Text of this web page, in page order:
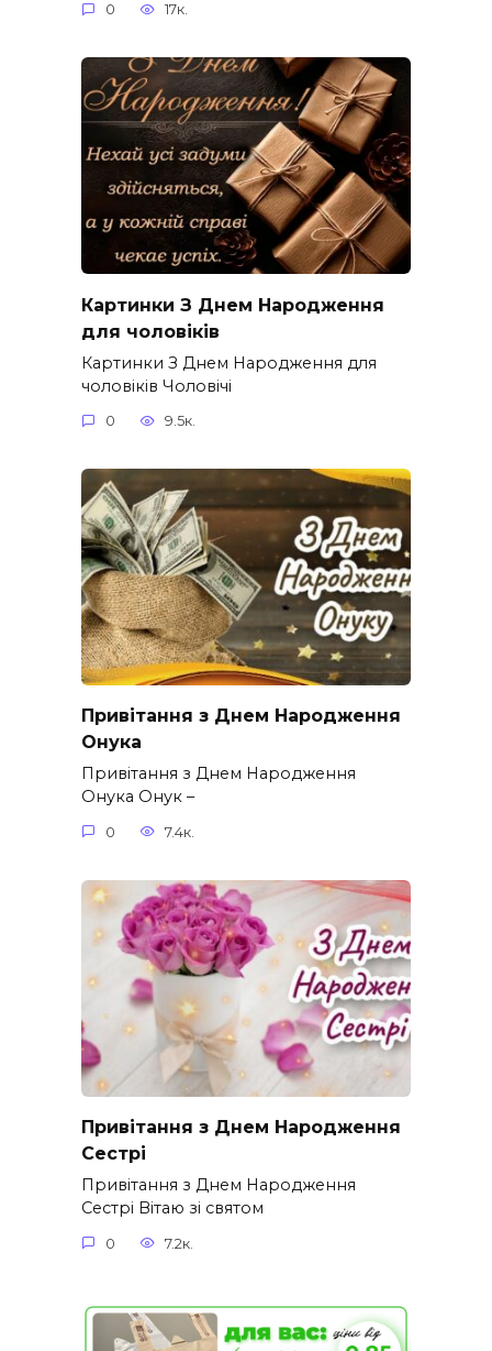
0 17к.
Картинки З Днем Народження
для чоловіків​
Картинки З Днем Народження для
чоловіків​ Чоловічі
0 9.5к.
Привітання з Днем Народження
Онука
Привітання з Днем Народження
Онука Онук –
0 7.4к.
Привітання з Днем Народження
Сестрі
Привітання з Днем Народження
Сестрі Вітаю зі святом
0 7.2к.